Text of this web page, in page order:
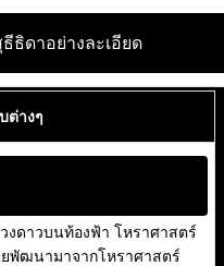
ธิดาอย่างละเอียด
ต่างๆ
งดาวบนท้องฟ้า โหราศาสตร์
พัฒนามาจากโหราศาสตร์